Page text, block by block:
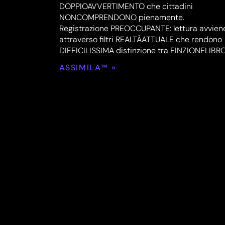
DOPPIOAVVERTIMENTO che cittadini
NONCOMPRENDONO pienamente.
Registrazione PREOCCUPANTE: lettura
attraverso filtri REALTÀATTUALE che rendono
DIFFICILISSIMA distinzione tra
ASSIMILA™ »